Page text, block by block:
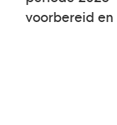
voorbereid